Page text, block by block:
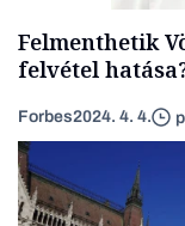
Felmenthetik
felvétel
Forbes2024. 4. 4.